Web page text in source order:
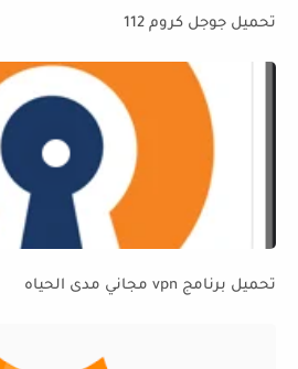
تحميل جوجل كروم 112
تحميل برنامج vpn مجاني مدى الحياه